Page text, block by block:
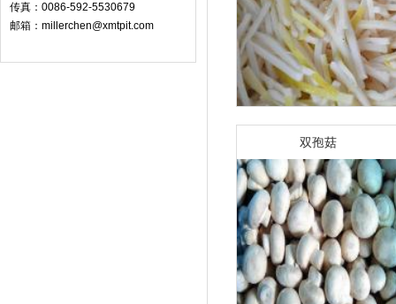
传真：0086-592-5530679
邮箱：millerchen@xmtpit.com
双孢菇